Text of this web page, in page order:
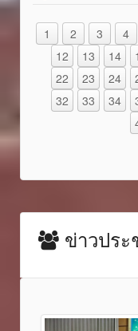
1 2 3 4
12
13 14
22
23 24
32
33 34
ข่าวปร